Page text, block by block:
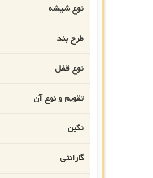
نوع شیشه
طرح بند
نوع قفل
تقویم و نوع آن
نگین
گارانتی